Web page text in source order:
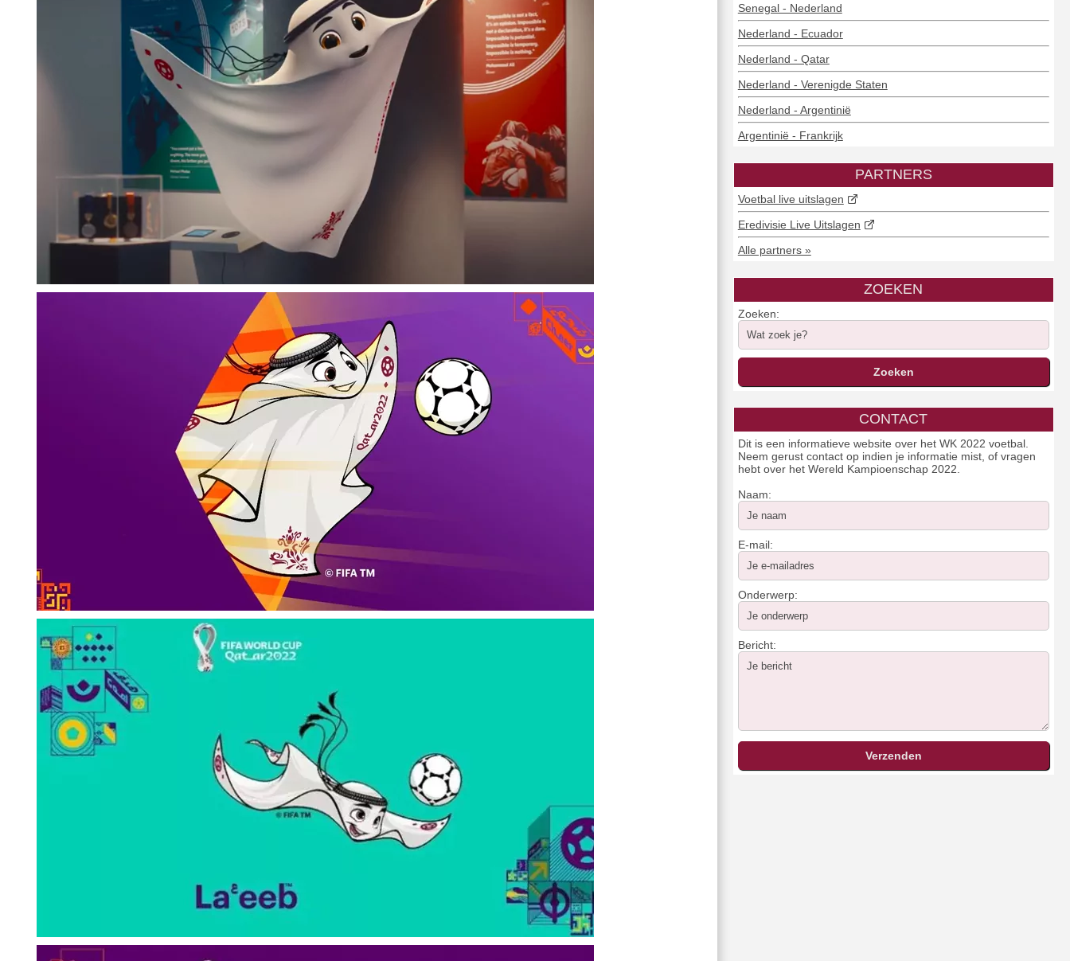
Senegal - Nederland
Nederland - Ecuador
Nederland - Qatar
Nederland - Verenigde Staten
Nederland - Argentinië
Argentinië - Frankrijk
PARTNERS
Voetbal live uitslagen
Eredivisie Live Uitslagen
Alle partners »
ZOEKEN
Zoeken:
CONTACT
Dit is een informatieve website over het WK 2022 voetbal.
Neem gerust contact op indien je informatie mist, of vragen
hebt over het Wereld Kampioenschap 2022.
Naam:
E-mail:
Onderwerp:
Bericht: